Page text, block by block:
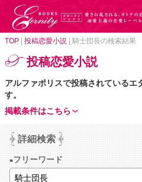
TOP 投稿恋愛小説 騎士団長の検索結果
投稿恋愛小説
アルファポリスで投稿されているエ
す。
掲載条件はこちら
詳細検索
フリーワード